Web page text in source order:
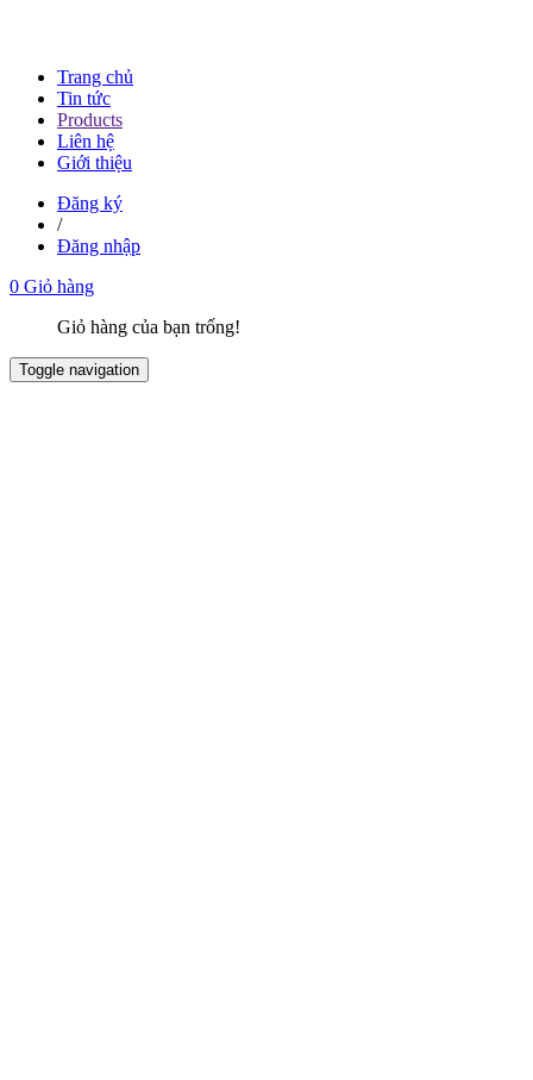
Trang chủ
Tin tức
Products
Liên hệ
Giới thiệu
Đăng ký
/
Đăng nhập
0 Giỏ hàng
Giỏ hàng của bạn trống!
Toggle navigation